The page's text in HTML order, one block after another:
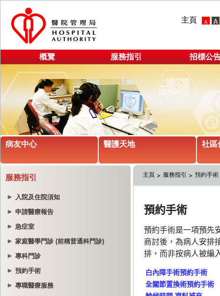
主頁
概覽 服務指引 招標公
病友中心 醫護天地 社區
服務指引
入院及住院須知
申請醫療報告
急症室
家庭醫學門診 (前稱普通科門診)
專科門診
預約手術
專職醫療服務
主頁 服務指引 預約手術